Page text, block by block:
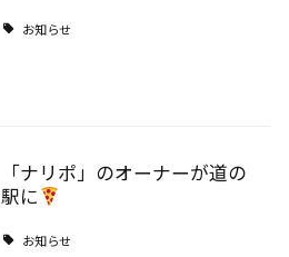
お知らせ
「ナリポ」のオーナーが道の
駅に
お知らせ